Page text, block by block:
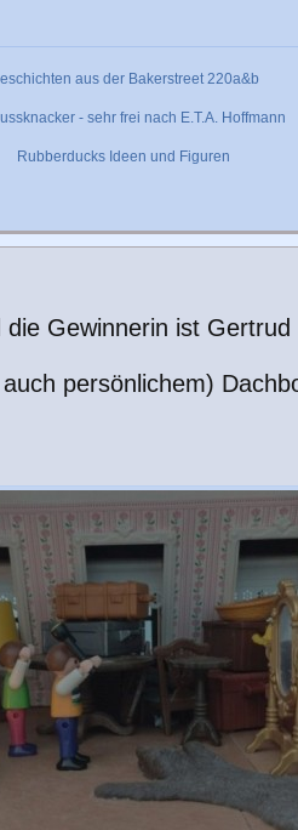
aus der Bakerstreet 220a&b
- sehr frei nach E.T.A. Hoffmann
Rubberducks Ideen und Figuren
die Gewinnerin ist Gertrud
persönlichem)